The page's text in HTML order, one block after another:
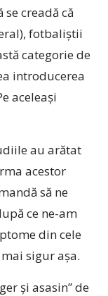
creadă că
fotbaliștii
categorie de
introducerea
aceleași
au arătat
acestor
să ne
ce ne-am
din cele
sigur așa.
și asasin” de